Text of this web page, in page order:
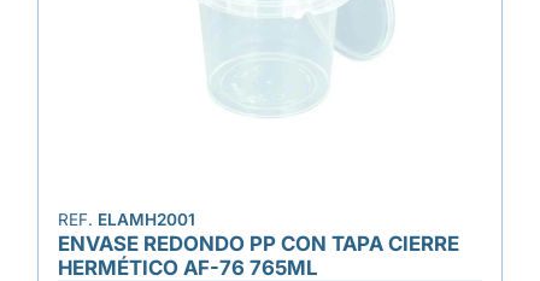
REF. ELAMH2001
ENVASE REDONDO PP CON TAPA CIERRE
HERMÉTICO AF-76 765ML